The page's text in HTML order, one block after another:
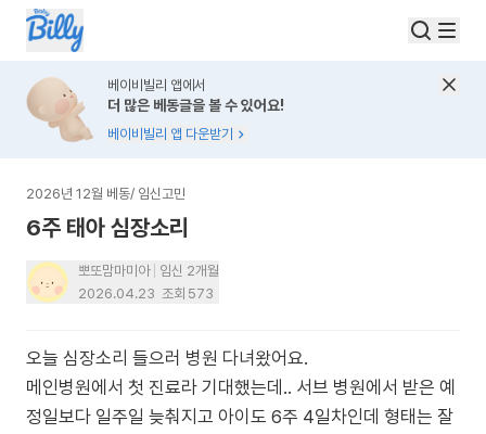
베이비빌리 앱에서
더 많은 베동글을 볼 수 있어요!
베이비빌리 앱 다운받기
2026년 12월 베동/ 임신고민
6주 태아 심장소리
뽀또맘마미아
임신 2개월
2026.04.23 조회 573
오늘 심장소리 들으러 병원 다녀왔어요.
메인병원에서 첫 진료라 기대했는데.. 서브 병원에서 받은 예
정일보다 일주일 늦춰지고 아이도 6주 4일차인데 형태는 잘